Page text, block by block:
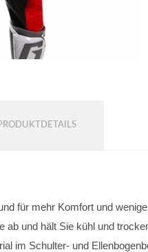
für mehr Komfort und
ab und hält Sie kühl und
im Schulter- und